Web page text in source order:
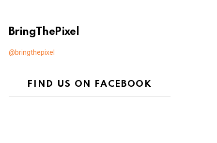
BringThePixel
@bringthepixel
FIND US ON FACEBOOK